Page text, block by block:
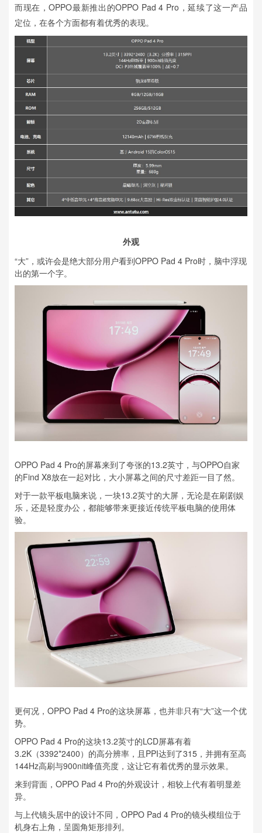
而现在，OPPO最新推出的OPPO Pad 4 Pro，延续了这一产品
定位，在各个方面都有着优秀的表现。
外观
“大”，或许会是绝大部分用户看到OPPO Pad 4 Pro时，脑中浮现
出的第一个字。
OPPO Pad 4 Pro的屏幕来到了夸张的13.2英寸，与OPPO自家
的Find X8放在一起对比，大小屏幕之间的尺寸差距一目了然。
对于一款平板电脑来说，一块13.2英寸的大屏，无论是在刷剧娱
乐，还是轻度办公，都能够带来更接近传统平板电脑的使用体
验。
更何况，OPPO Pad 4 Pro的这块屏幕，也并非只有“大”这一个优
势。
OPPO Pad 4 Pro的这块13.2英寸的LCD屏幕有着
3.2K（3392*2400）的高分辨率，且PPI达到了315，并拥有至高
144Hz高刷与900nit峰值亮度，这让它有着优秀的显示效果。
来到背面，OPPO Pad 4 Pro的外观设计，相较上代有着明显差
异。
与上代镜头居中的设计不同，OPPO Pad 4 Pro的镜头模组位于
机身右上角，呈圆角矩形排列。